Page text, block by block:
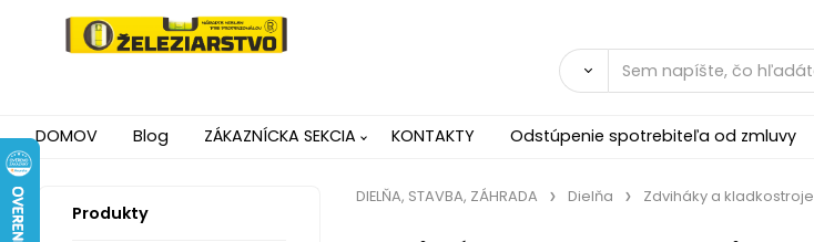
DOMOV Blog ZÁKAZNÍCKA SEKCIA KONTAKTY Odstúpenie spotrebiteľa od zmluvy
Produkty
DIELŇA, STAVBA, ZÁHRADA Dielňa Zdviháky a kladkostroje